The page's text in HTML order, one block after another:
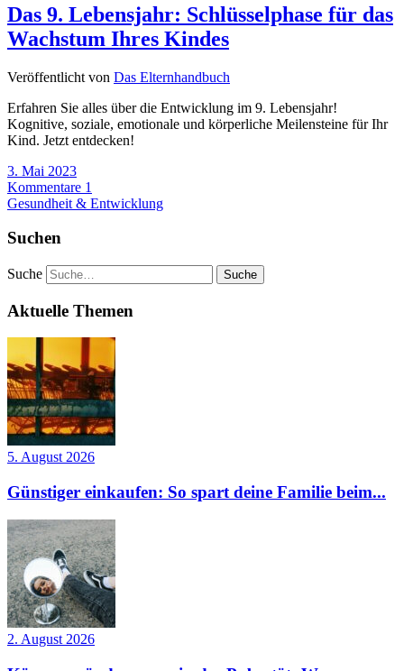
Das 9. Lebensjahr: Schlüsselphase für das
Wachstum Ihres Kindes
Veröffentlicht von Das Elternhandbuch
Erfahren Sie alles über die Entwicklung im 9. Lebensjahr!
Kognitive, soziale, emotionale und körperliche Meilensteine für Ihr
Kind. Jetzt entdecken!
3. Mai 2023
Kommentare 1
Gesundheit & Entwicklung
Suchen
Suche
Aktuelle Themen
5. August 2026
Günstiger einkaufen: So spart deine Familie beim...
2. August 2026